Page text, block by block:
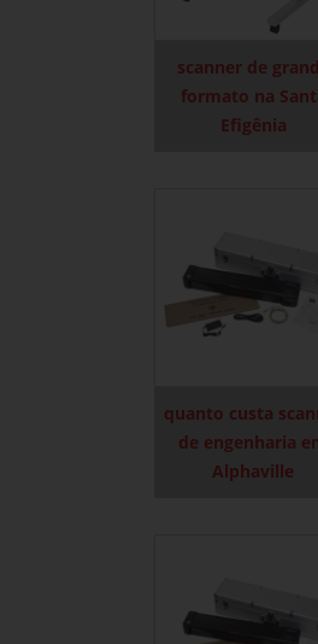
scanner de
formato na
Efigênia
quanto custa
de engenharia
Alphaville